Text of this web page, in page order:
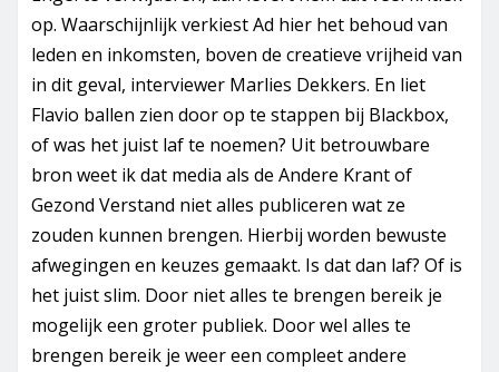
op. Waarschijnlijk verkiest Ad hier het behoud van
leden en inkomsten, boven de creatieve vrijheid van
in dit geval, interviewer Marlies Dekkers. En liet
Flavio ballen zien door op te stappen bij Blackbox,
of was het juist laf te noemen? Uit betrouwbare
bron weet ik dat media als de Andere Krant of
Gezond Verstand niet alles publiceren wat ze
zouden kunnen brengen. Hierbij worden bewuste
afwegingen en keuzes gemaakt. Is dat dan laf? Of is
het juist slim. Door niet alles te brengen bereik je
mogelijk een groter publiek. Door wel alles te
brengen bereik je weer een compleet andere